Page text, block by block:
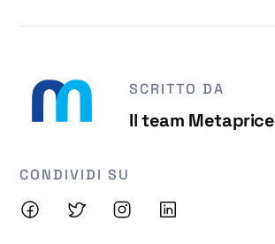
SCRITTO DA
Il team Metaprice
CONDIVIDI SU